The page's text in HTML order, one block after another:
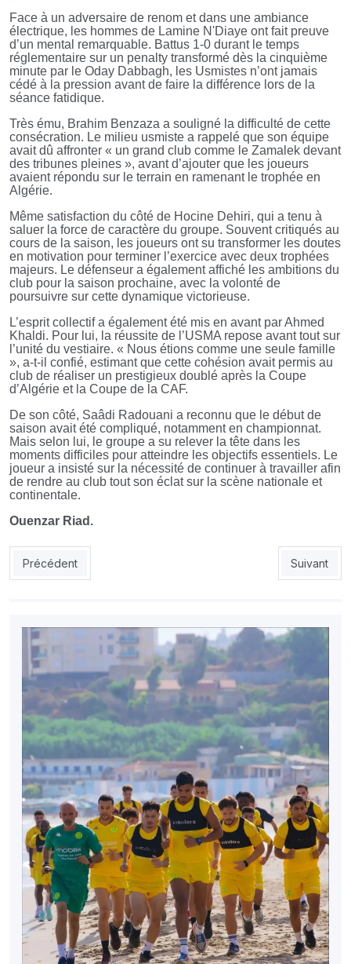
Face à un adversaire de renom et dans une ambiance
électrique, les hommes de Lamine N'Diaye ont fait preuve
d’un mental remarquable. Battus 1-0 durant le temps
réglementaire sur un penalty transformé dès la cinquième
minute par le Oday Dabbagh, les Usmistes n’ont jamais
cédé à la pression avant de faire la différence lors de la
séance fatidique.
Très ému, Brahim Benzaza a souligné la difficulté de cette
consécration. Le milieu usmiste a rappelé que son équipe
avait dû affronter « un grand club comme le Zamalek devant
des tribunes pleines », avant d’ajouter que les joueurs
avaient répondu sur le terrain en ramenant le trophée en
Algérie.
Même satisfaction du côté de Hocine Dehiri, qui a tenu à
saluer la force de caractère du groupe. Souvent critiqués au
cours de la saison, les joueurs ont su transformer les doutes
en motivation pour terminer l’exercice avec deux trophées
majeurs. Le défenseur a également affiché les ambitions du
club pour la saison prochaine, avec la volonté de
poursuivre sur cette dynamique victorieuse.
L’esprit collectif a également été mis en avant par Ahmed
Khaldi. Pour lui, la réussite de l’USMA repose avant tout sur
l’unité du vestiaire. « Nous étions comme une seule famille
», a-t-il confié, estimant que cette cohésion avait permis au
club de réaliser un prestigieux doublé après la Coupe
d’Algérie et la Coupe de la CAF.
De son côté, Saâdi Radouani a reconnu que le début de
saison avait été compliqué, notamment en championnat.
Mais selon lui, le groupe a su relever la tête dans les
moments difficiles pour atteindre les objectifs essentiels. Le
joueur a insisté sur la nécessité de continuer à travailler afin
de rendre au club tout son éclat sur la scène nationale et
continentale.
Ouenzar Riad.
Article précédent : Coupe de la CAF: quel club accompagnera
Précédent Article
Suivant